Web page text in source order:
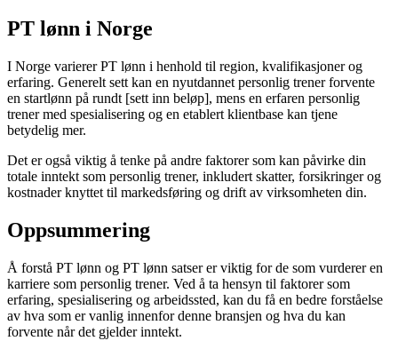
PT lønn i Norge
I Norge varierer PT lønn i henhold til region, kvalifikasjoner og
erfaring. Generelt sett kan en nyutdannet personlig trener forvente
en startlønn på rundt [sett inn beløp], mens en erfaren personlig
trener med spesialisering og en etablert klientbase kan tjene
betydelig mer.
Det er også viktig å tenke på andre faktorer som kan påvirke din
totale inntekt som personlig trener, inkludert skatter, forsikringer og
kostnader knyttet til markedsføring og drift av virksomheten din.
Oppsummering
Å forstå PT lønn og PT lønn satser er viktig for de som vurderer en
karriere som personlig trener. Ved å ta hensyn til faktorer som
erfaring, spesialisering og arbeidssted, kan du få en bedre forståelse
av hva som er vanlig innenfor denne bransjen og hva du kan
forvente når det gjelder inntekt.